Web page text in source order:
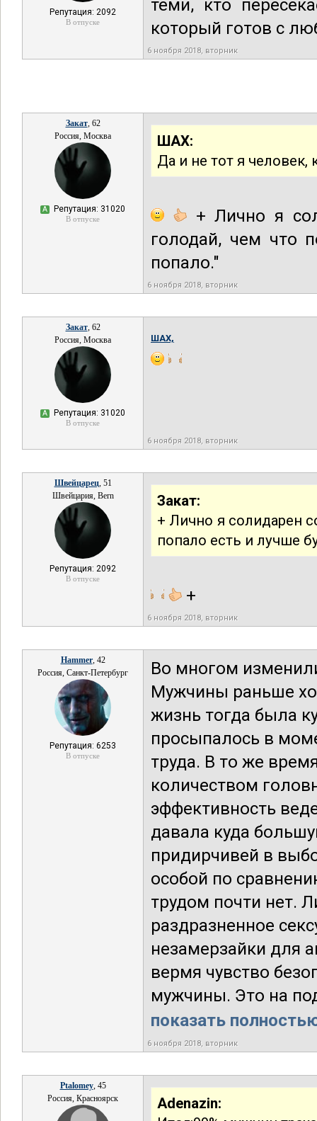
Репутация: 2092
В отпуске
теми, кто
который готов с
6 ноября 2018, вторник
Закат, 62
Россия, Москва
А Репутация: 31020
В отпуске
ШАХ:
Да и не тот я
+ Лично я
голодай, чем что
попало."
6 ноября 2018, вторник
Закат, 62
Россия, Москва
А Репутация: 31020
В отпуске
ШАХ,
6 ноября 2018, вторник
Швейцарец, 51
Швейцария, Bern
Репутация: 2092
В отпуске
Закат:
+ Лично я солидарен
попало есть и лучше
+
6 ноября 2018, вторник
Hammer, 42
Россия, Санкт-Петербург
Репутация: 6253
В отпуске
Во многом
Мужчины раньше
жизнь тогда была
просыпалось в
труда. В то же
количеством
эффективность
давала куда
придирчивей в
особой по
трудом почти нет.
раздразненное
незамерзайки для
вермя чувство
мужчины. Это на
показать
6 ноября 2018, вторник
Ptalomey, 45
Россия, Красноярск
Adenazin: